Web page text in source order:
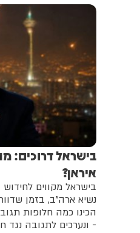
בישראל דרוכים:
איראן?
בישראל מקווים
נשיא ארה"ב, בזמן
הכינו כמה חלופות
- ונערכים לתגובה נגד